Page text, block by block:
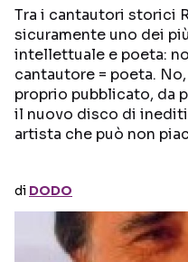
GOSSIP E CURIOSITÀ
Tra i cantautori storici
sicuramente uno dei
intellettuale e poeta:
cantautore = poeta.
proprio pubblicato, da
il nuovo disco di inediti
artista che può non
di DODO